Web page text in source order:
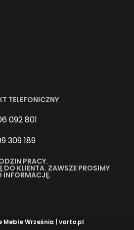
TELEFONICZNY
092 801
309 189
PRACY.
DO KLIENTA. ZAWSZE PROSIMY
INFORMACJĘ.
Września | varto.pl